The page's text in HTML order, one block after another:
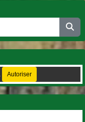
Autoriser